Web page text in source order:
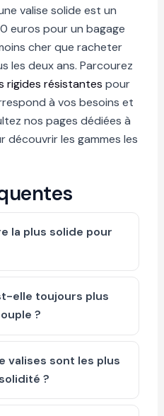
valise solide est un
euros pour un bagage
cher que racheter
les deux ans. Parcourez
rigides résistantes pour
à vos besoins et
nos pages dédiées à
découvrir les gammes les
la plus solide pour
elle toujours plus
?
valises sont les plus
?